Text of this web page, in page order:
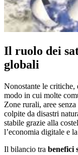
Il ruolo dei
globali
Nonostante le critiche,
modo in cui molte
Zone rurali, aree
colpite da disastri
stabile grazie alla
l’economia digitale e
Il bilancio tra benefici